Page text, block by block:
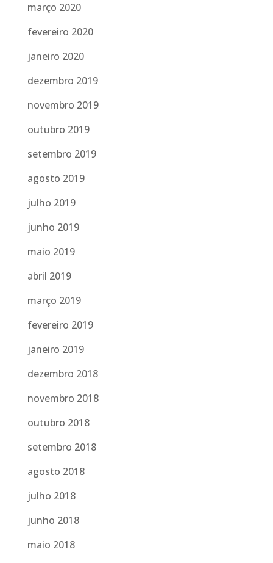
março 2020
fevereiro 2020
janeiro 2020
dezembro 2019
novembro 2019
outubro 2019
setembro 2019
agosto 2019
julho 2019
junho 2019
maio 2019
abril 2019
março 2019
fevereiro 2019
janeiro 2019
dezembro 2018
novembro 2018
outubro 2018
setembro 2018
agosto 2018
julho 2018
junho 2018
maio 2018